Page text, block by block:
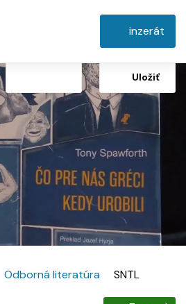
inzerát
Uložiť
Odborná literatúra SNTL